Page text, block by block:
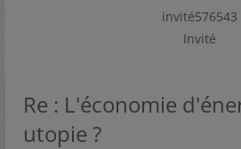
invité576543
Invité
Re : L'économie
utopie ?